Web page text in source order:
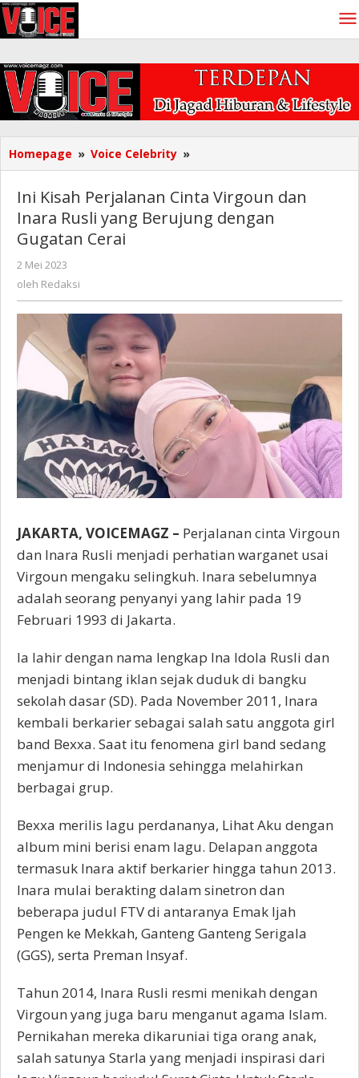
Lewati
ke
konten
Homepage » Voice Celebrity »
Kisah
Cinta
Virgoun
Berujung
Ini Kisah Perjalanan Cinta Virgoun dan
Inara Rusli yang Berujung dengan
Gugatan Cerai
2 Mei 2023
Redaksi
oleh Redaksi
JAKARTA, VOICEMAGZ – Perjalanan cinta Virgoun
dan Inara Rusli menjadi perhatian warganet usai
Virgoun mengaku selingkuh. Inara sebelumnya
adalah seorang penyanyi yang lahir pada 19
Februari 1993 di Jakarta.
Ia lahir dengan nama lengkap Ina Idola Rusli dan
menjadi bintang iklan sejak duduk di bangku
sekolah dasar (SD). Pada November 2011, Inara
kembali berkarier sebagai salah satu anggota girl
band Bexxa. Saat itu fenomena girl band sedang
menjamur di Indonesia sehingga melahirkan
berbagai grup.
Bexxa merilis lagu perdananya, Lihat Aku dengan
album mini berisi enam lagu. Delapan anggota
termasuk Inara aktif berkarier hingga tahun 2013.
Inara mulai berakting dalam sinetron dan
beberapa judul FTV di antaranya Emak Ijah
Pengen ke Mekkah, Ganteng Ganteng Serigala
(GGS), serta Preman Insyaf.
Tahun 2014, Inara Rusli resmi menikah dengan
Virgoun yang juga baru menganut agama Islam.
Pernikahan mereka dikaruniai tiga orang anak,
salah satunya Starla yang menjadi inspirasi dari